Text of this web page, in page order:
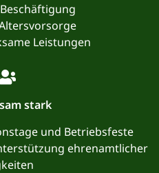
Leistungen
stark
und Betriebsfeste
ehrenamtlicher